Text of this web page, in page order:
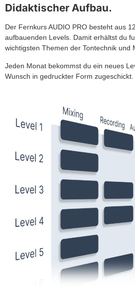
Didaktischer Aufbau.
Der Fernkurs AUDIO PRO besteht aus
aufbauenden Levels. Damit erhältst du
wichtigsten Themen der Tontechnik und
Jeden Monat bekommst du ein neues
Wunsch in gedruckter Form zugeschickt.